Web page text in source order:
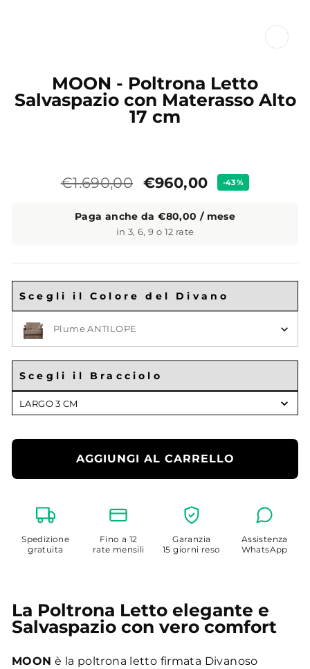
MOON - Poltrona Letto
Salvaspazio con Materasso Alto
17 cm
Prezzo
€1.690,00 Prezzo
€960,00 -43%
Paga anche da €80,00 / mese
in 3, 6, 9 o 12 rate
Scegli il Colore del Divano
Plume ANTILOPE
Scegli il Bracciolo
LARGO 3 CM
AGGIUNGI AL CARRELLO
Spedizione
gratuita
Fino a 12
rate mensili
Garanzia
15 giorni reso
Assistenza
WhatsApp
La Poltrona Letto elegante e
Salvaspazio con vero comfort
MOON è la poltrona letto firmata Divanoso